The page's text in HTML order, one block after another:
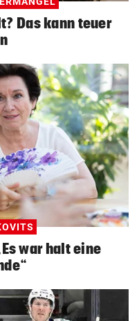
Das kann teuer
war halt eine